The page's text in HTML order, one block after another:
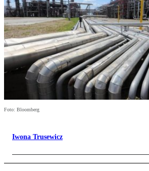
Foto: Bloomberg
Iwona Trusewicz